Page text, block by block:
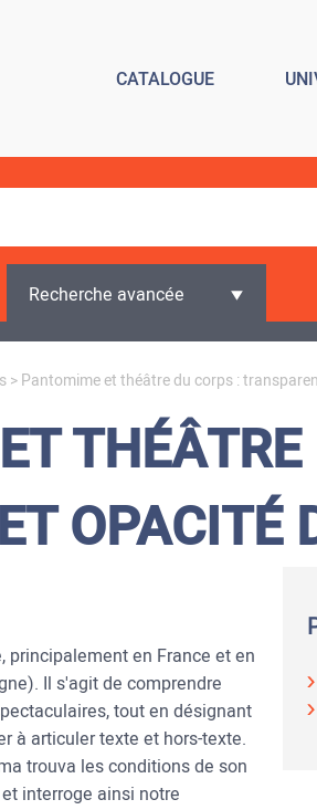
CATALOGUE
Recherche avancée
> Pantomime et théâtre du corps :
THÉÂTRE
OPACITÉ
principalement en France et en
Il s'agit de comprendre
tout en désignant
à articuler texte et hors-texte.
trouva les conditions de son
interroge ainsi notre